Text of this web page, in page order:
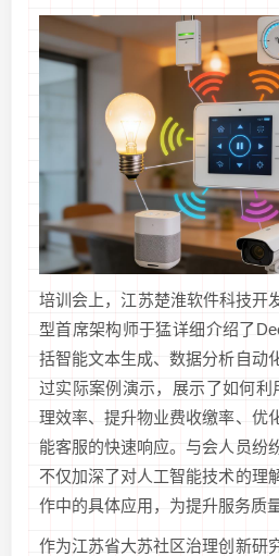
培训会上，江苏楚淮软件科技开
型首席架构师于猛详细介绍了
括智能文本生成、数据分析自动
过实际案例演示，展示了如何利
理效率、提升物业费收缴率、优
能客服的快速响应。与会人员纷
不仅加深了对人工智能技术的理
作中的具体应用，为提升服务质
作为江苏省大苏社区治理创新研